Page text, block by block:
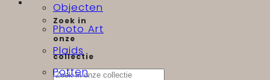
Zoek in
onze
collectie
Objecten
Photo Art
Plaids
Potten